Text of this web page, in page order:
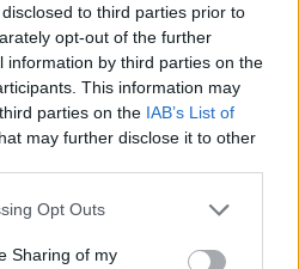
to third parties prior to
opt-out of the further
information by third parties on the
This information may
parties on the IAB’s List of
may further disclose it to other
app uses one or more Google
behaviour. You may click to
Opt Outs
Sharing of my
που ζει 1,3 χιλιόμετρα
όσα γνωρίζαμε για τη
κυβερνάμε τον κόσμο»